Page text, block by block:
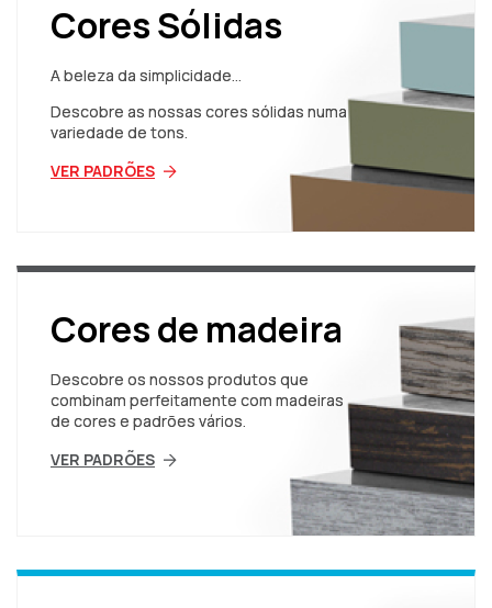
Cores Sólidas
A beleza da simplicidade...
Descobre as nossas cores sólidas numa
variedade de tons.
VER PADRÕES
Cores de madeira
Descobre os nossos produtos que
combinam perfeitamente com madeiras
de cores e padrões vários.
VER PADRÕES